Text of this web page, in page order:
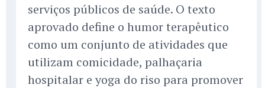
serviços públicos de saúde. O texto
aprovado define o humor terapêutico
como um conjunto de atividades que
utilizam comicidade, palhaçaria
hospitalar e yoga do riso para promover